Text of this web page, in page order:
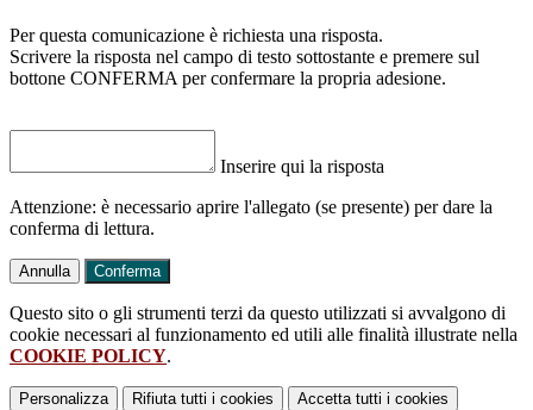
Per questa comunicazione è richiesta una risposta.
Scrivere la risposta nel campo di testo sottostante e premere sul
bottone CONFERMA per confermare la propria adesione.
Inserire qui la risposta
Attenzione: è necessario aprire l'allegato (se presente) per dare la
conferma di lettura.
Annulla Conferma
Questo sito o gli strumenti terzi da questo utilizzati si avvalgono di
cookie necessari al funzionamento ed utili alle finalità illustrate nella
COOKIE POLICY.
Personalizza Rifiuta tutti i cookies Accetta tutti i cookies